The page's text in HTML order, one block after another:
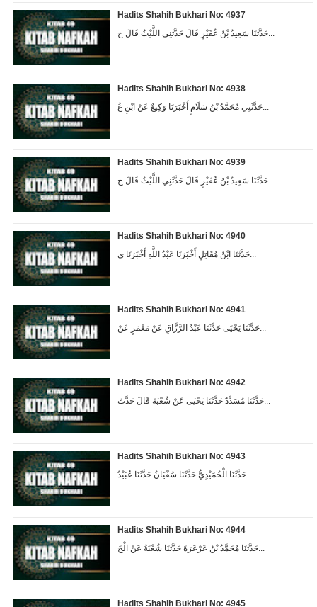
Hadits Shahih Bukhari No: 4937
حَدَّثَنَا سَعِيدُ بْنُ عُفَيْرٍ قَالَ حَدَّثَنِي اللَّيْثُ قَالَ ح...
Hadits Shahih Bukhari No: 4938
حَدَّثَنِي مُحَمَّدُ بْنُ سَلَامٍ أَخْبَرَنَا وَكِيعٌ عَنْ ابْنِ عُ...
Hadits Shahih Bukhari No: 4939
حَدَّثَنَا سَعِيدُ بْنُ عُفَيْرٍ قَالَ حَدَّثَنِي اللَّيْثُ قَالَ ح...
Hadits Shahih Bukhari No: 4940
Hadits Shahih Bukhari No: 4941
Hadits Shahih Bukhari No: 4942
حَدَّثَنَا مُسَدَّدٌ حَدَّثَنَا يَحْيَى عَنْ شُعْبَةَ قَالَ حَدَّثَ...
Hadits Shahih Bukhari No: 4943
حَدَّثَنَا الْحُمَيْدِيُّ حَدَّثَنَا سُفْيَانُ حَدَّثَنَا عُبَيْدُ ...
Hadits Shahih Bukhari No: 4944
حَدَّثَنَا مُحَمَّدُ بْنُ عَرْعَرَةَ حَدَّثَنَا شُعْبَةُ عَنْ الْحَ...
Hadits Shahih Bukhari No: 4945